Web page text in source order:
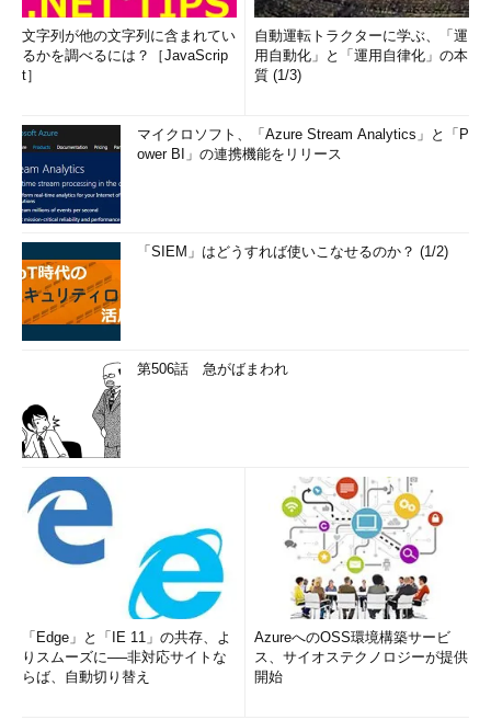
文字列が他の文字列に含まれてい
るかを調べるには？［JavaScrip
t］
自動運転トラクターに学ぶ、「運
用自動化」と「運用自律化」の本
質 (1/3)
マイクロソフト、「Azure Stream Analytics」と「P
ower BI」の連携機能をリリース
「SIEM」はどうすれば使いこなせるのか？ (1/2)
第506話 急がばまわれ
「Edge」と「IE 11」の共存、よ
りスムーズに──非対応サイトな
らば、自動切り替え
AzureへのOSS環境構築サービ
ス、サイオステクノロジーが提供
開始